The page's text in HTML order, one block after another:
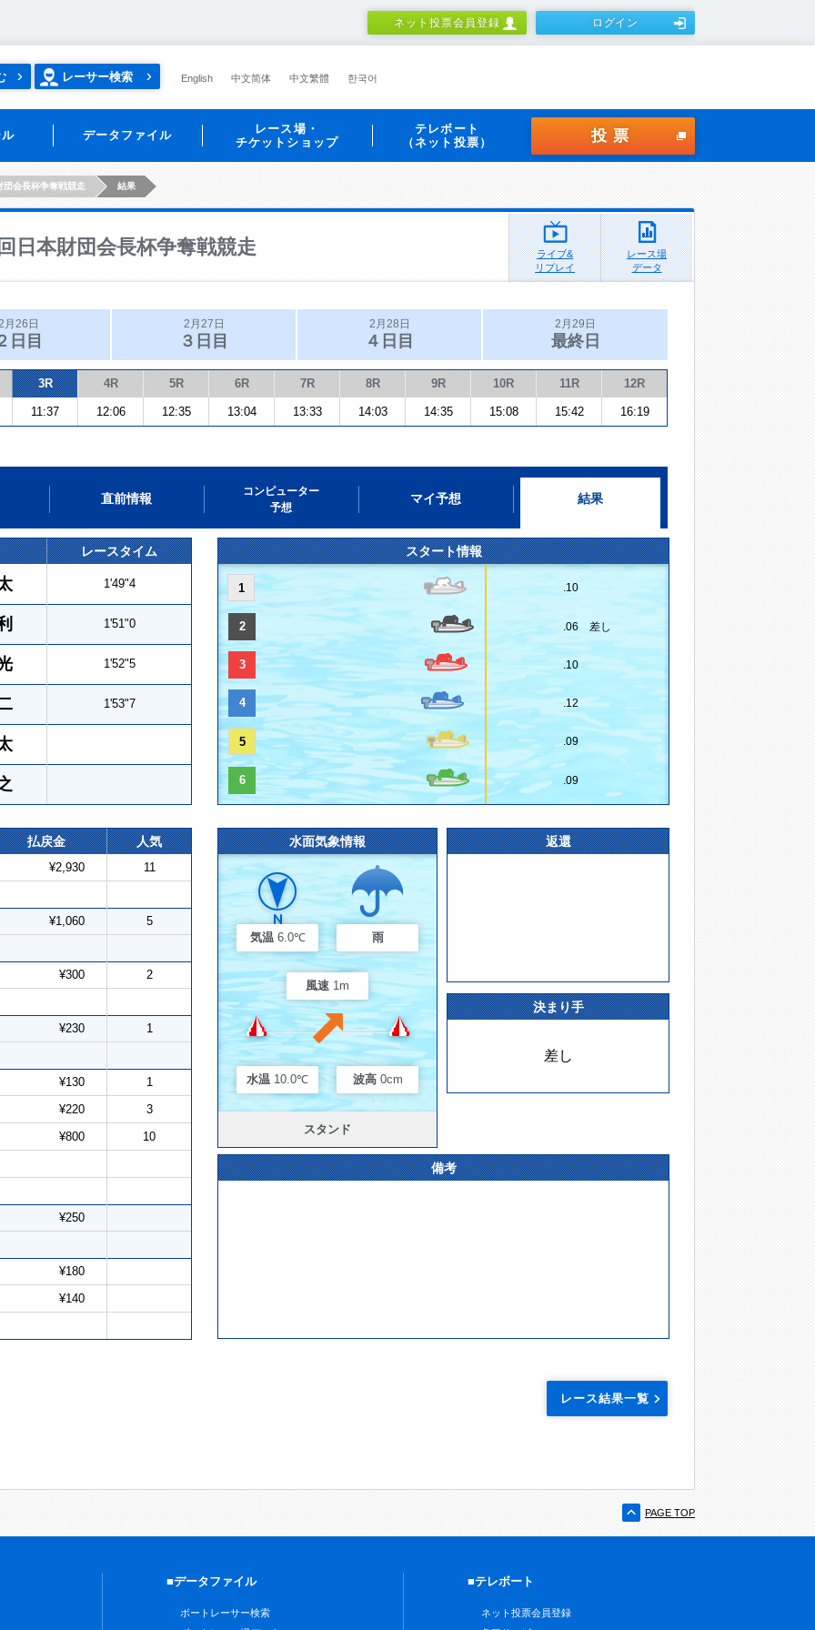
ネット投票会員登録 ログイン
レーサー検索 English 中文简体 中文繁體 한국어
データファイル
レース場・
チケットショップ
テレボート
（ネット投票）
投票
団会長杯争奪戦競走 結果
日本財団会長杯争奪戦競走
ライブ&
リプレイ
レース場
データ
月26日
日目
2月27日
３日目
2月28日
４日目
2月29日
最終日
3R 4R 5R 6R 7R 8R 9R 10R 11R 12R
11:37 12:06 12:35 13:04 13:33 14:03 14:35 15:08 15:42 16:19
直前情報
コンピューター
予想
マイ予想 結果
レースタイム
1'49"4
1'51"0
1'52"5
1'53"7
スタート情報
1 .10
2 .06 差し
3 .10
4 .12
5 .09
6 .09
払戻金 人気
¥2,930 11
¥1,060 5
¥300 2
¥230 1
¥130
1
¥220
3
¥800
10
¥250
¥180
¥140
水面気象情報
気温 6.0℃ 雨
風速 1m
水温 10.0℃ 波高 0cm
スタンド
返還
決まり手
差し
備考
レース結果一覧
PAGE TOP
■データファイル
ボートレーサー検索
■テレボート
ネット投票会員登録